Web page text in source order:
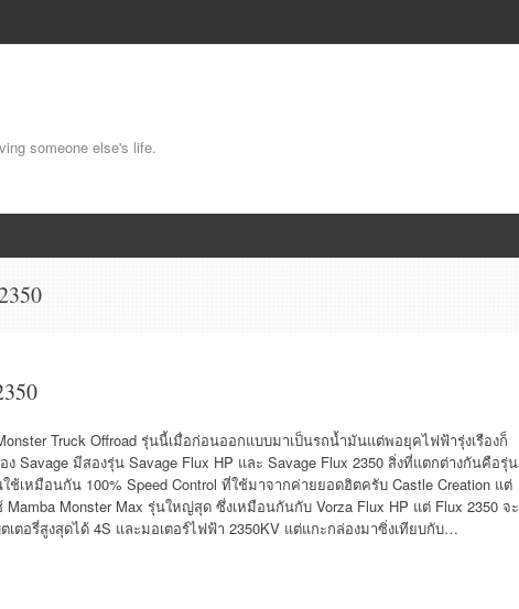
someone else's life.
Truck Offroad รุ่นนี้เมื่อก่อนออกแบบมาเป็นรถน้ำมันแต่พอยุคไฟฟ้ารุ่งเรืองก็
Savage มีสองรุ่น Savage Flux HP และ Savage Flux 2350 สิ่งที่แตกต่างกันคือรุ่น
ช้เหมือนกัน 100% Speed Control ที่ใช้มาจากค่ายยอดฮิตครับ Castle Creation แต่
Monster Max รุ่นใหญ่สุด ซึ่งเหมือนกันกับ Vorza Flux HP แต่ Flux 2350 จะ
เตอรี่สูงสุดได้ 4S และมอเตอร์ไฟฟ้า 2350KV แต่แกะกล่องมาซิ่งเทียบกับ…